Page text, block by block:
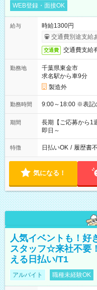
WEB登録・面接OK
給与
時給1300円
交通費別途支給
交通費 交通費支給
勤務地
千葉県東金市
求名駅から車9分
製造外
勤務時間 9:00～
期間
長期【ご応募から1
即日～
特徴 日払いOK / 履歴書
気になる！
人気イベントも！好
スタッフ☆来社不要
える日払い/T1
アルバイト 職種未経験OK